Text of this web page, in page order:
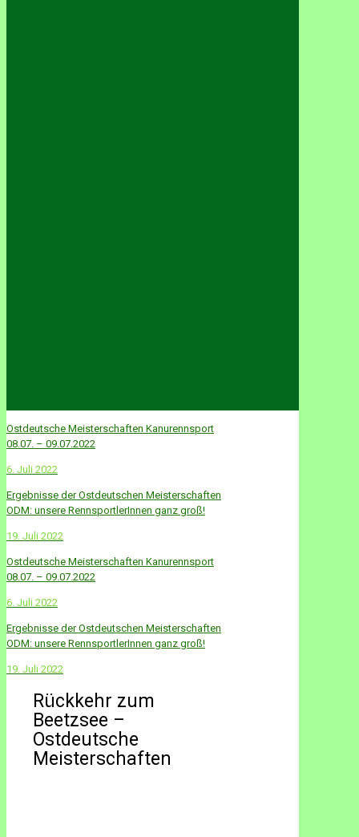
Ostdeutsche Meisterschaften Kanurennsport
08.07. – 09.07.2022
6. Juli 2022
Ergebnisse der Ostdeutschen Meisterschaften
ODM: unsere RennsportlerInnen ganz groß!
19. Juli 2022
Ostdeutsche Meisterschaften Kanurennsport
08.07. – 09.07.2022
6. Juli 2022
Ergebnisse der Ostdeutschen Meisterschaften
ODM: unsere RennsportlerInnen ganz groß!
19. Juli 2022
Rückkehr zum
Beetzsee –
Ostdeutsche
Meisterschaften